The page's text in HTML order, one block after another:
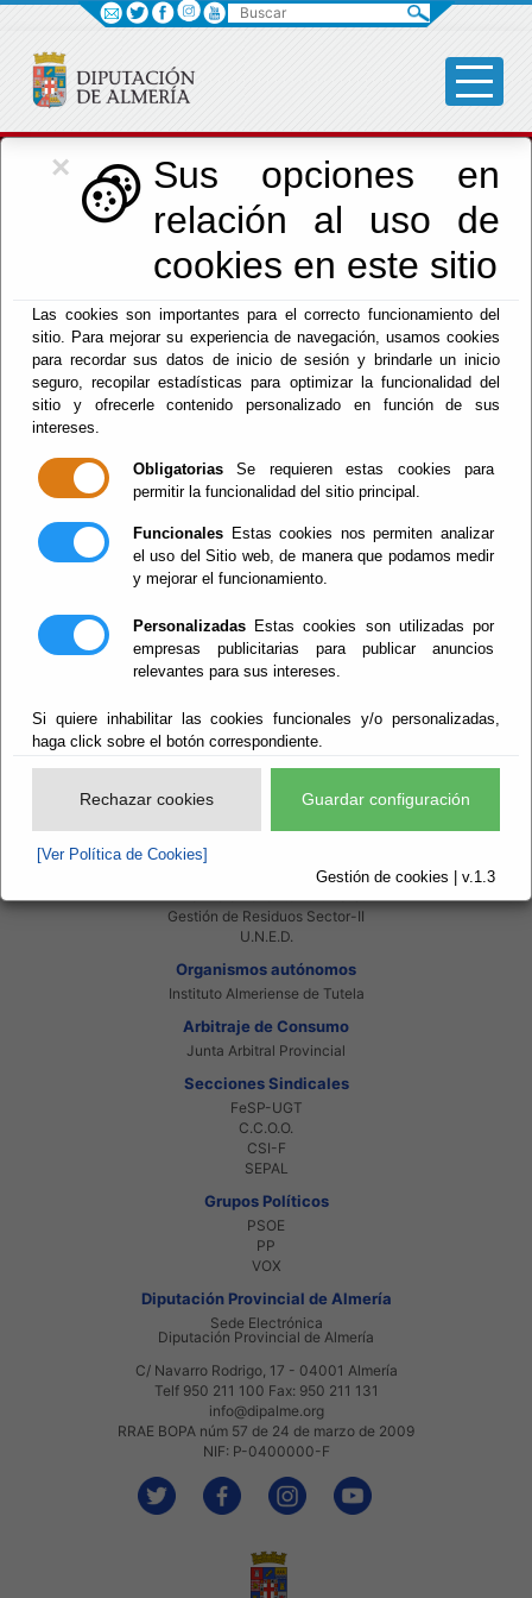
×
Sus opciones en
relación al uso de
cookies en este sitio
Las cookies son importantes para el correcto funcionamiento del
sitio. Para mejorar su experiencia de navegación, usamos cookies
para recordar sus datos de inicio de sesión y brindarle un inicio
seguro, recopilar estadísticas para optimizar la funcionalidad del
sitio y ofrecerle contenido personalizado en función de sus
intereses.
Obligatorias Se requieren estas cookies para
permitir la funcionalidad del sitio principal.
Funcionales Estas cookies nos permiten analizar
el uso del Sitio web, de manera que podamos medir
y mejorar el funcionamiento.
Personalizadas Estas cookies son utilizadas por
empresas publicitarias para publicar anuncios
relevantes para sus intereses.
Si quiere inhabilitar las cookies funcionales y/o personalizadas,
haga click sobre el botón correspondiente.
Rechazar cookies Guardar configuración
[Ver Política de Cookies]
Gestión de cookies | v.1.3
Cultura, Cine e
Identidad Almeriense
Menú Cultura
Inicio -Cultura y Cine - Otros - DPC
Red Provincial
Intranet Provincial
Intranet Adheridos
Servicios EE.LL.
Red Provincial
Enlaces de interés
Punto de Informacion del Catastro
Agencia Tributaria
Manual del Concejal
Consorcios
Bomberos Poniente
Bomberos Levante
Gestión de Residuos Sector-II
U.N.E.D.
Organismos autónomos
Instituto Almeriense de Tutela
Arbitraje de Consumo
Junta Arbitral Provincial
Secciones Sindicales
FeSP-UGT
C.C.O.O.
CSI-F
SEPAL
Grupos Políticos
PSOE
PP
VOX
Diputación Provincial de Almería
Sede Electrónica
Diputación Provincial de Almería
C/ Navarro Rodrigo, 17 - 04001 Almería
Telf 950 211 100 Fax: 950 211 131
info@dipalme.org
RRAE BOPA núm 57 de 24 de marzo de 2009
NIF: P-0400000-F
Buscar